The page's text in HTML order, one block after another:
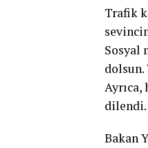
Trafik
Sosyal
dilendi.
Bakan